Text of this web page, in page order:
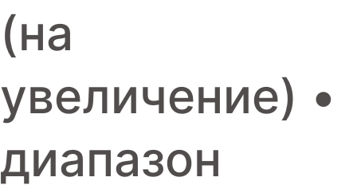
(на
увеличение) •
диапазон